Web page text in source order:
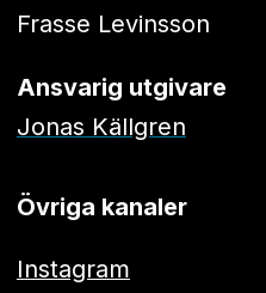
Frasse Levinsson
Ansvarig utgivare
Jonas Källgren
Övriga kanaler
Instagram